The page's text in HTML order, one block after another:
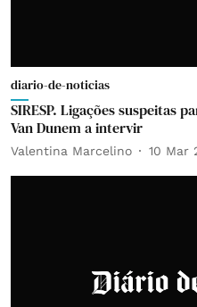
diario-de-noticias
SIRESP. Ligações suspeitas
Van Dunem a intervir
Valentina Marcelino 10 Mar